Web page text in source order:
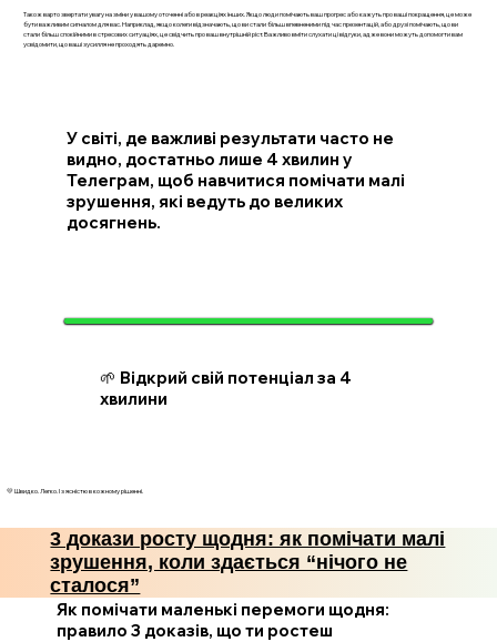
Також варто звертати увагу на зміни у вашому оточенні або в реакціях інших. Якщо люди помічають ваш прогрес або кажуть про ваші покращення, це може
бути важливим сигналом для вас. Наприклад, якщо колеги відзначають, що ви стали більш впевненими під час презентацій, або друзі помічають, що ви
стали більш спокійними в стресових ситуаціях, це свідчить про ваш внутрішній ріст. Важливо вміти слухати ці відгуки, адже вони можуть допомогти вам
усвідомити, що ваші зусилля не проходять даремно.
У світі, де важливі результати часто не
видно, достатньо лише 4 хвилин у
Телеграм, щоб навчитися помічати малі
зрушення, які ведуть до великих
досягнень.
🌱 Відкрий свій потенціал за 4
хвилини
💛 Швидко. Легко. І з ясністю в кожному рішенні.
3 докази росту щодня: як помічати малі
зрушення, коли здається “нічого не
сталося”
Як помічати маленькі перемоги щодня:
правило 3 доказів, що ти ростеш